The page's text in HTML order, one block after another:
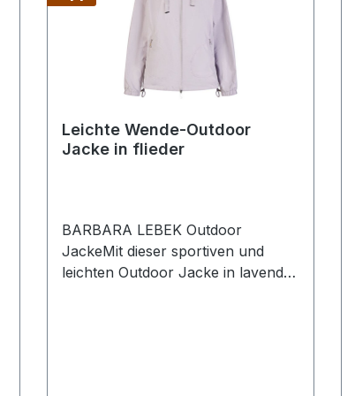
Leichte Wende-Outdoor
Jacke in flieder
BARBARA LEBEK Outdoor
JackeMit dieser sportiven und
leichten Outdoor Jacke in lavender